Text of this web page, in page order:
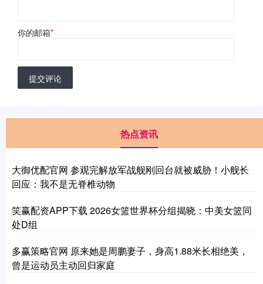
你的邮箱*
提交评论
热点资讯
大御优配官网 参观完解放军战舰刚回台就被威胁！小舰长
回应：我不是无脊椎动物
笑赢配资APP下载 2026女篮世界杯分组揭晓：中美女篮同
处D组
多赢策略官网 原来她是周鹏妻子，身高1.88米长相绝美，
曾是运动员主动回归家庭